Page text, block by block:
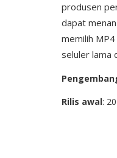
produsen
dapat
memilih
seluler lama
Rilis awal: